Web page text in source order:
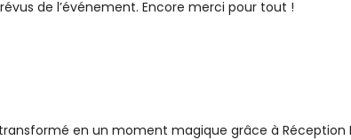
de l’événement. Encore merci pour tout !
en un moment magique grâce à